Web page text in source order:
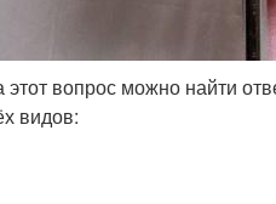
этот вопрос можно найти
видов: